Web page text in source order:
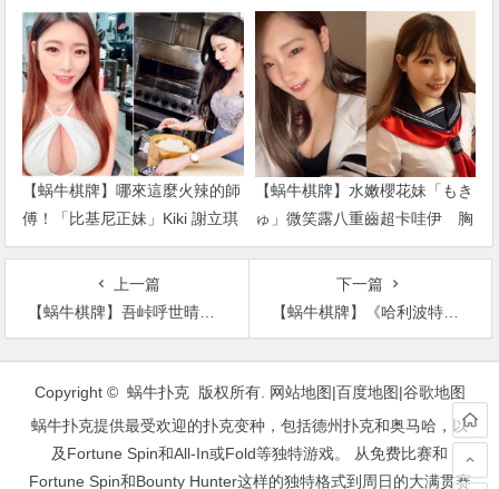
想 一身兇猛戰袍直接辣到噴火
【蜗牛棋牌】哪來這麼火辣的師
傅！「比基尼正妹」Kiki 謝立琪
體驗日料店長 低胸洋裝登場讓
【蜗牛棋牌】水嫩櫻花妹「もき
ゅ」微笑露八重齒超卡哇伊 胸
前全集中「乳之呼吸」戰鬥力破
上一篇
【蜗牛棋牌】吾峠呼世晴《鬼灭之刃》动画化 豪华声优阵容曝光
下一篇
【蜗牛棋牌】《哈利波特：魔法同盟》玩法曝光 玩家将遇到《神奇动物在哪里》玻璃兽
文
Copyright © 蜗牛扑克 版权所有. 网站地图|百度地图|谷歌地图
蜗牛扑克提供最受欢迎的扑克变种，包括德州扑克和奥马哈，以
及Fortune Spin和All-In或Fold等独特游戏。 从免费比赛和
Fortune Spin和Bounty Hunter这样的独特格式到周日的大满贯赛